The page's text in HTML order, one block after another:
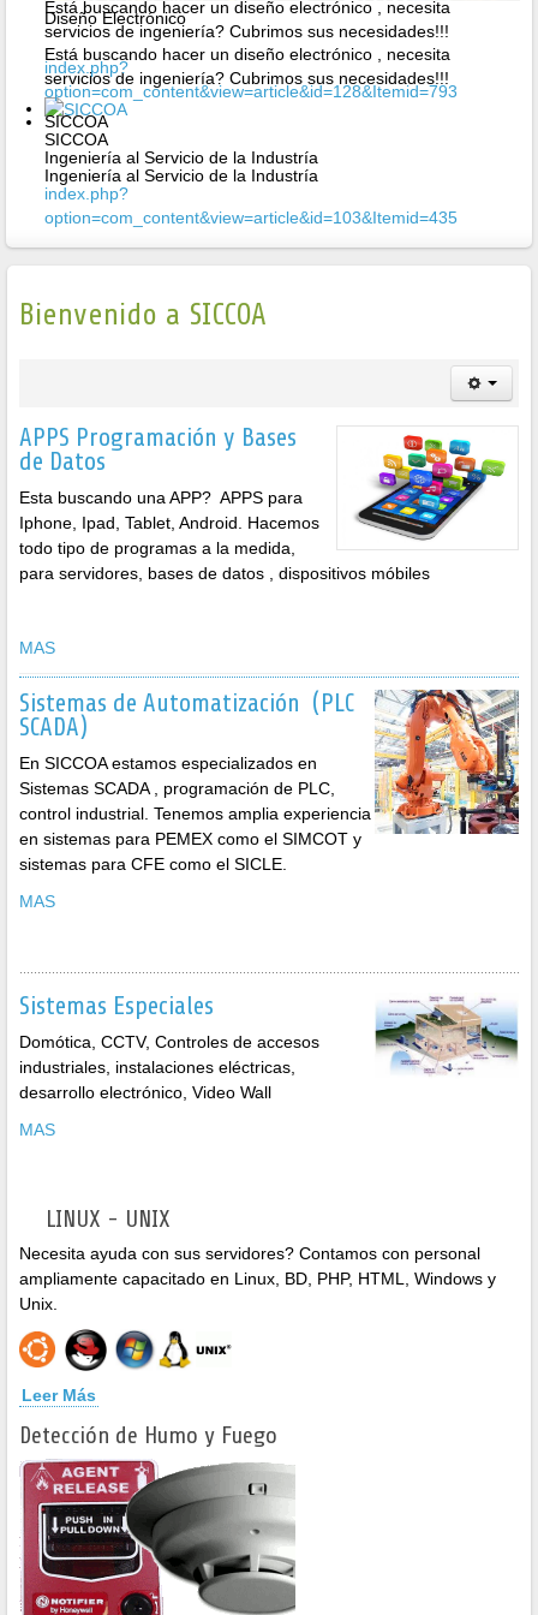
Diseño Electrónico
Está buscando hacer un diseño electrónico , necesita
servicios de ingeniería? Cubrimos sus necesidades!!!
SICCOA
Ingeniería al Servicio de la Industría
Está buscando hacer un diseño electrónico , necesita
servicios de ingeniería? Cubrimos sus necesidades!!!
index.php?
option=com_content&view=article&id=128&Itemid=793
SICCOA
Ingeniería al Servicio de la Industría
index.php?
option=com_content&view=article&id=103&Itemid=435
Bienvenido a SICCOA
APPS Programación y Bases
de Datos
Esta buscando una APP? APPS para
Iphone, Ipad, Tablet, Android. Hacemos
todo tipo de programas a la medida,
para servidores, bases de datos , dispositivos móbiles
MAS
Sistemas de Automatización (PLC
SCADA)
En SICCOA estamos especializados en
Sistemas SCADA , programación de PLC,
control industrial. Tenemos amplia experiencia
en sistemas para PEMEX como el SIMCOT y
sistemas para CFE como el SICLE.
MAS
Sistemas Especiales
Domótica, CCTV, Controles de accesos
industriales, instalaciones eléctricas,
desarrollo electrónico, Video Wall
MAS
LINUX - UNIX
Necesita ayuda con sus servidores? Contamos con personal
ampliamente capacitado en Linux, BD, PHP, HTML, Windows y
Unix.
Leer Más
Detección de Humo y Fuego